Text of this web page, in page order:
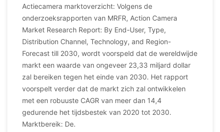
Actiecamera marktoverzicht: Volgens de
onderzoeksrapporten van MRFR, Action Camera
Market Research Report: By End-User, Type,
Distribution Channel, Technology, and Region-
Forecast till 2030, wordt voorspeld dat de wereldwijde
markt een waarde van ongeveer 23,33 miljard dollar
zal bereiken tegen het einde van 2030. Het rapport
voorspelt verder dat de markt zich zal ontwikkelen
met een robuuste CAGR van meer dan 14,4
gedurende het tijdsbestek van 2020 tot 2030.
Marktbereik: De.